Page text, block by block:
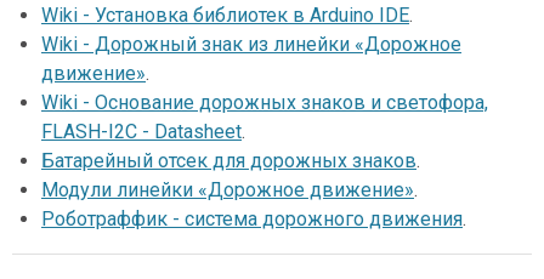
Wiki - Установка библиотек в Arduino IDE.
Wiki - Дорожный знак из линейки «Дорожное
движение».
Wiki - Основание дорожных знаков и светофора,
FLASH-I2C - Datasheet.
Батарейный отсек для дорожных знаков.
Модули линейки «Дорожное движение».
Роботраффик - система дорожного движения.